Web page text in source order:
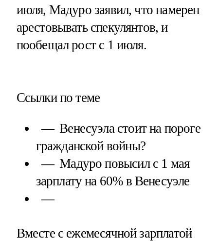
июля, Мадуро заявил, что намерен
арестовывать спекулянтов, и
пообещал рост с 1 июля.
Ссылки по теме
Венесуэла стоит на пороге
гражданской войны?
Мадуро повысил с 1 мая
зарплату на 60% в Венесуэле
Вместе с ежемесячной зарплатой